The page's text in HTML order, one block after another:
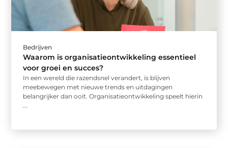
Bedrijven
Waarom is organisatieontwikkeling essentieel
voor groei en succes?
In een wereld die razendsnel verandert, is blijven
meebewegen met nieuwe trends en uitdagingen
belangrijker dan ooit. Organisatieontwikkeling speelt hierin
...